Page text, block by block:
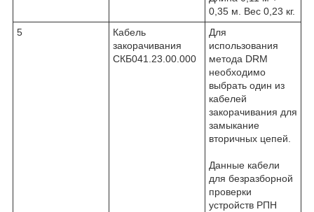
0,35 м. Вес 0,23 кг.
5
Кабель
закорачивания
СКБ041.23.00.000
Для
использования
метода DRM
необходимо
выбрать один из
кабелей
закорачивания для
замыкание
вторичных цепей.
Данные кабели
для безразборной
проверки
устройств РПН